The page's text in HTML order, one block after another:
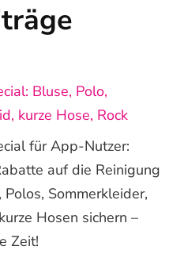
Bluse, Polo,
kurze Hose, Rock
für App-Nutzer:
auf die Reinigung
Polos, Sommerkleider,
Hosen sichern –
Zeit!